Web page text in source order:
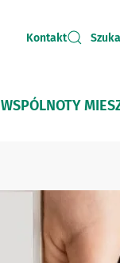
Kontakt
WSPÓLNOTY